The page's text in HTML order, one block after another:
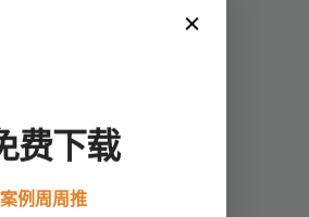
费下载
例周周推
因
舒适